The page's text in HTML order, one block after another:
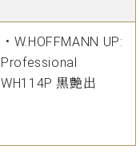
・W.HOFFMANN UP:
Professional
WH114P 黒艶出